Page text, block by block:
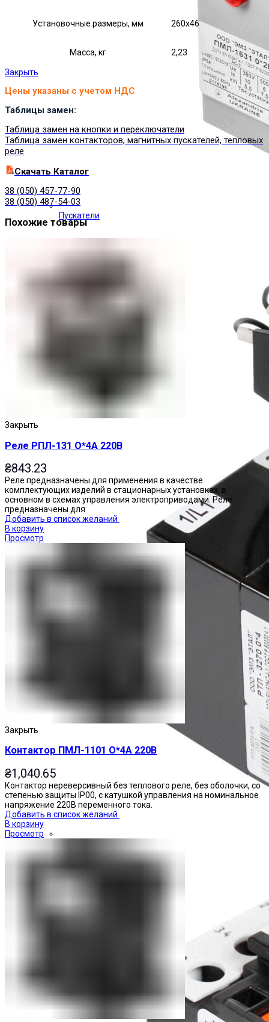
Пускатели
Установочные размеры, мм 260х46
Масса, кг 2,23
Закрыть
Цены указаны с учетом НДС
Таблицы замен:
Таблица замен на кнопки и переключатели
Таблица замен контакторов, магнитных пускателей, тепловых
реле
Cкачать Каталог
38 (050) 457-77-90
38 (050) 487-54-03
Похожие товары
Закрыть
Реле РПЛ-131 О*4А 220В
₴843.23
Реле предназначены для применения в качестве
комплектующих изделий в стационарных установках, в
основном в схемах управления электроприводами. Реле
предназначены для
Добавить в список желаний
В корзину
Просмотр
Закрыть
Контактор ПМЛ-1101 О*4А 220В
₴1,040.65
Контактор нереверсивный без теплового реле, без оболочки, со
степенью защиты IP00, с катушкой управления на номинальное
напряжение 220В переменного тока.
Добавить в список желаний
В корзину
Просмотр